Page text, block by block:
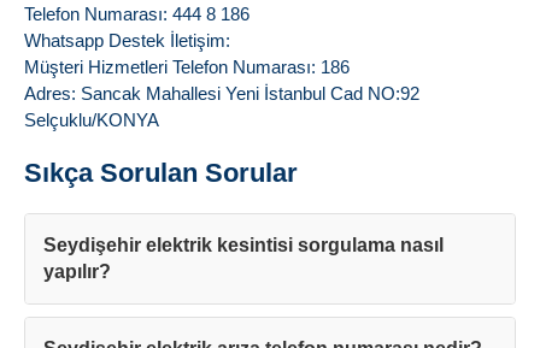
Telefon Numarası: 444 8 186
Whatsapp Destek İletişim:
Müşteri Hizmetleri Telefon Numarası: 186
Adres: Sancak Mahallesi Yeni İstanbul Cad NO:92
Selçuklu/KONYA
Sıkça Sorulan Sorular
Seydişehir elektrik kesintisi sorgulama nasıl
yapılır?